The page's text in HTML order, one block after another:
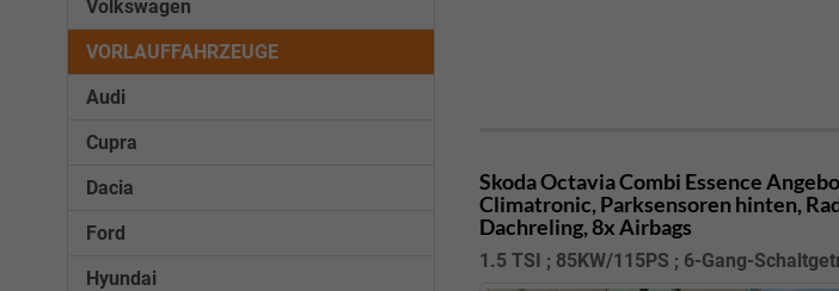
Skoda Octavia Combi Essence
Climatronic, Parksensoren hinten,
Dachreling, 8x Airbags
1.5 TSI ; 85KW/115PS ; 6-Gang-
Volkswagen
VORLAUFFAHRZEUGE
Audi
Cupra
Dacia
Ford
Hyundai